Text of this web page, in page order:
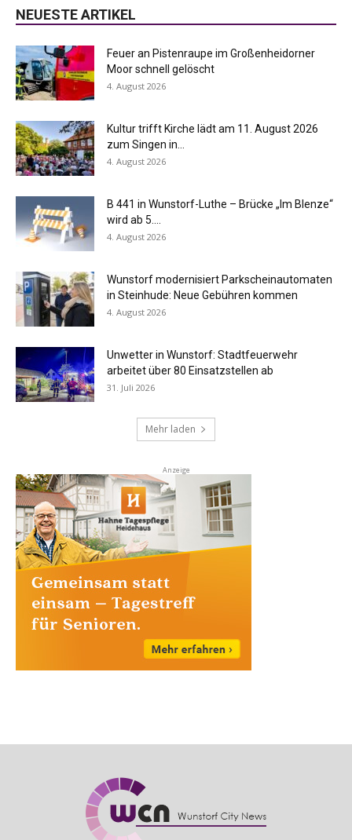
NEUESTE ARTIKEL
Feuer an Pistenraupe im Großenheidorner
Moor schnell gelöscht
4. August 2026
Kultur trifft Kirche lädt am 11. August 2026
zum Singen in...
4. August 2026
B 441 in Wunstorf-Luthe – Brücke „Im Blenze“
wird ab 5....
4. August 2026
Wunstorf modernisiert Parkscheinautomaten
in Steinhude: Neue Gebühren kommen
4. August 2026
Unwetter in Wunstorf: Stadtfeuerwehr
arbeitet über 80 Einsatzstellen ab
31. Juli 2026
Mehr laden
Anzeige